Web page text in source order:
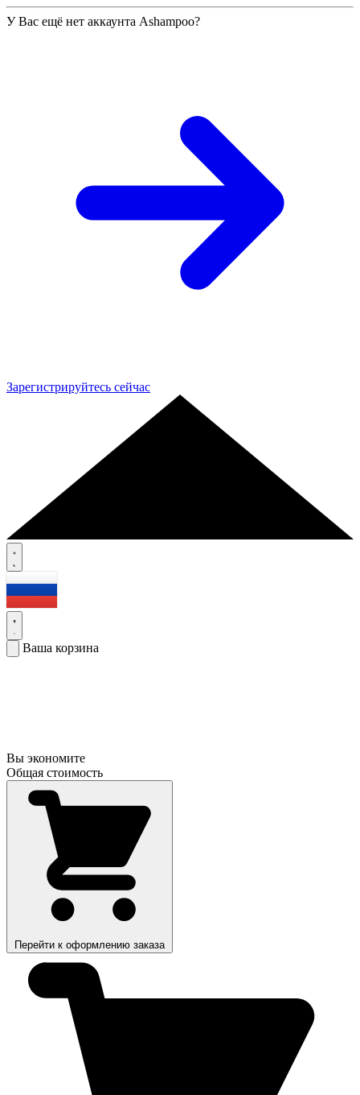
У Вас ещё нет аккаунта Ashampoo?
Зарегистрируйтесь сейчас
Ваша корзина
Вы экономите
Общая стоимость
Перейти к оформлению заказа